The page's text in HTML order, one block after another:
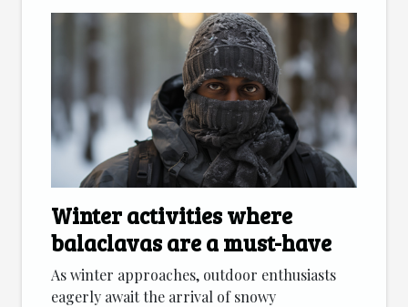
Winter activities where
balaclavas are a must-have
As winter approaches, outdoor enthusiasts
eagerly await the arrival of snowy